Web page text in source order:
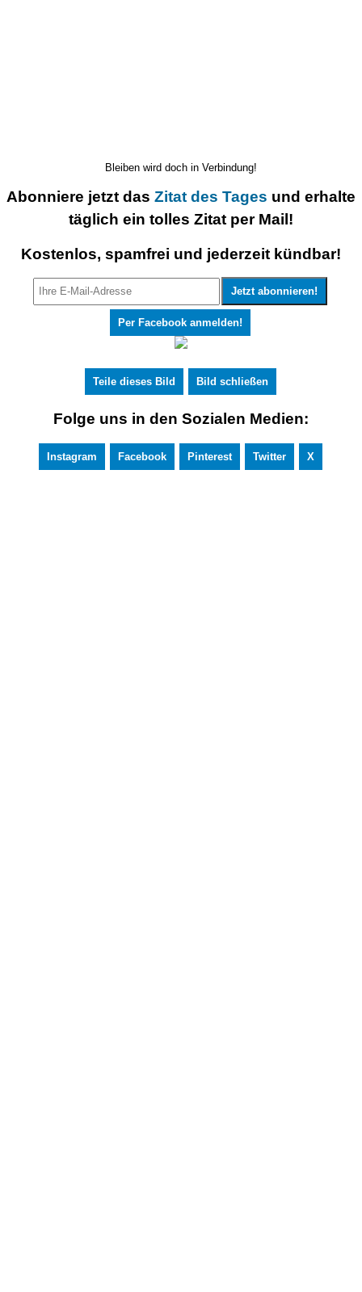
Bleiben wird doch in Verbindung!
Abonniere jetzt das Zitat des Tages und erhalte
täglich ein tolles Zitat per Mail!
Kostenlos, spamfrei und jederzeit kündbar!
Per Facebook anmelden!
Teile dieses Bild Bild schließen
Folge uns in den Sozialen Medien:
Instagram Facebook Pinterest Twitter X